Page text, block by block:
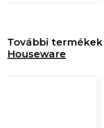
További termékek
Houseware